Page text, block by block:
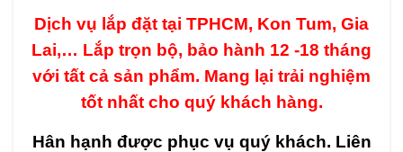
Dịch vụ lắp đặt tại TPHCM, Kon Tum, Gia
Lai,… Lắp trọn bộ, bảo hành 12 -18 tháng
với tất cả sản phẩm. Mang lại trải nghiệm
tốt nhất cho quý khách hàng.
Hân hạnh được phục vụ quý khách. Liên